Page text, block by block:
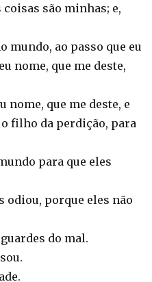
coisas são minhas; e,
mundo, ao passo que eu
nome, que me deste,
nome, que me deste, e
filho da perdição, para
para que eles
odiou, porque eles não
do mal.